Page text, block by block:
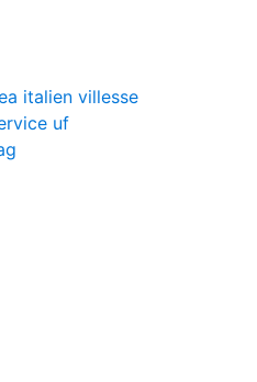
italien villesse
uf